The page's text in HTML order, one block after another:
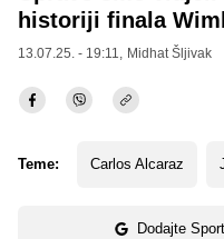
historiji finala
13.07.25. - 19:11, Midhat Šljivak
Teme: Carlos Alcaraz
Dodajte